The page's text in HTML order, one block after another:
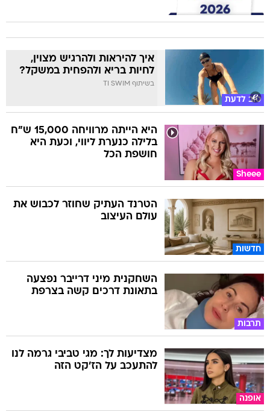
טוב לדעת
איך להיראות ולהרגיש מצוין,
לחיות בריא ולהפחית במשקל?
בשיתוף TI SWIM
Sheee
היא הייתה מרוויחה 15,000 ש"ח
בלילה כנערת ליווי, וכעת היא
חושפת הכל
חדשות
הטרנד העתיק שחוזר לכבוש את
עולם העיצוב
תרבות
השחקנית מיני דרייבר נפצעה
בתאונת דרכים קשה בצרפת
אופנה
מצדיעות לך: מגי טביבי גרמה לנו
להתעכב על הז'קט הזה